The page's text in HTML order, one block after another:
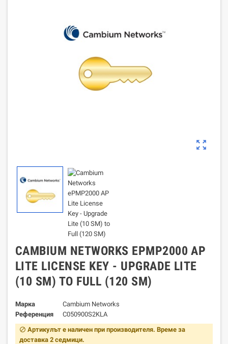
zoom_out_map
CAMBIUM NETWORKS EPMP2000 AP
LITE LICENSE KEY - UPGRADE LITE
(10 SM) TO FULL (120 SM)
Марка
Cambium Networks
Референция
C050900S2KLA
block Артикулът е наличен при производителя. Време за
доставка 2 седмици.